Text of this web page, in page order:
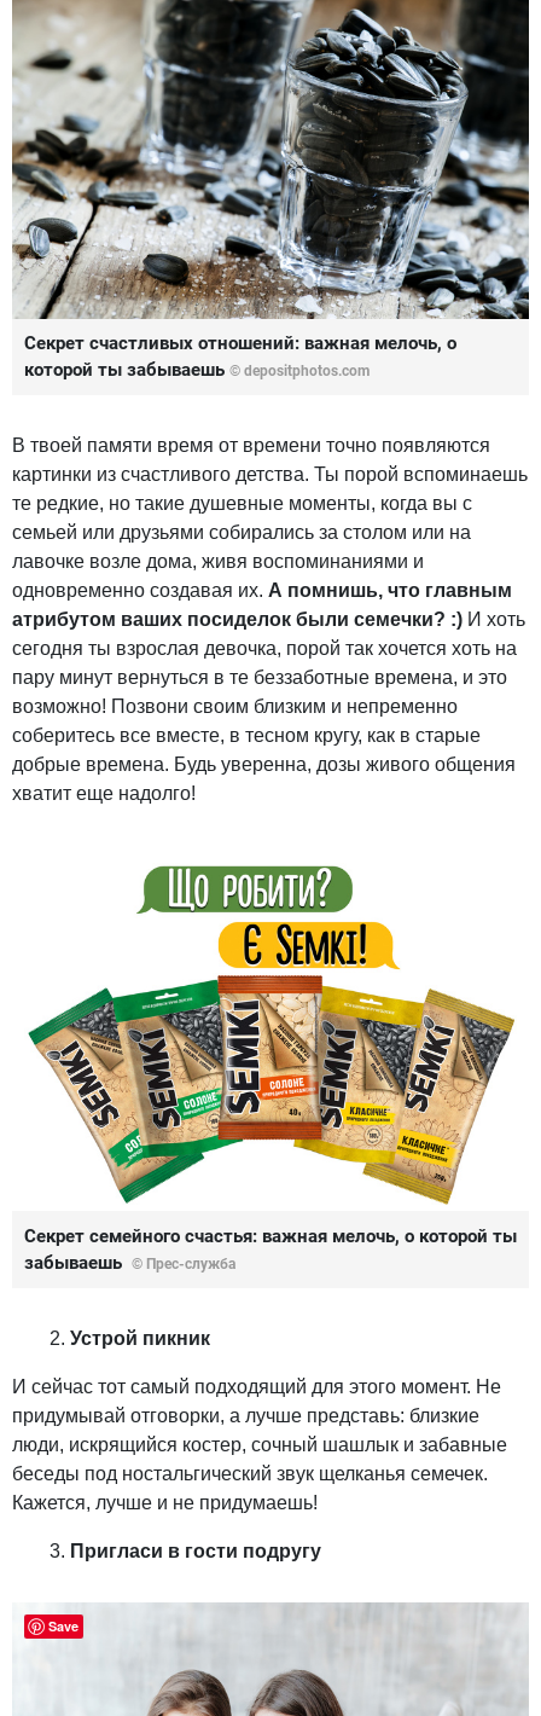
Секрет счастливых отношений: важная мелочь, о
которой ты забываешь © depositphotos.com
В твоей памяти время от времени точно появляются
картинки из счастливого детства. Ты порой вспоминаешь
те редкие, но такие душевные моменты, когда вы с
семьей или друзьями собирались за столом или на
лавочке возле дома, живя воспоминаниями и
одновременно создавая их. А помнишь, что главным
атрибутом ваших посиделок были семечки? :) И хоть
сегодня ты взрослая девочка, порой так хочется хоть на
пару минут вернуться в те беззаботные времена, и это
возможно! Позвони своим близким и непременно
соберитесь все вместе, в тесном кругу, как в старые
добрые времена. Будь уверенна, дозы живого общения
хватит еще надолго!
Секрет семейного счастья: важная мелочь, о которой ты
забываешь © Прес-служба
Устрой пикник
И сейчас тот самый подходящий для этого момент. Не
придумывай отговорки, а лучше представь: близкие
люди, искрящийся костер, сочный шашлык и забавные
беседы под ностальгический звук щелканья семечек.
Кажется, лучше и не придумаешь!
Пригласи в гости подругу
Save